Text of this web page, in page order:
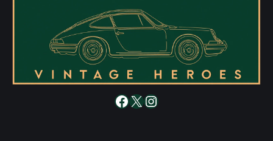
Facebook
X Instagram